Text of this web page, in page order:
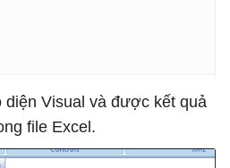
diện Visual và được kết quả
file Excel.